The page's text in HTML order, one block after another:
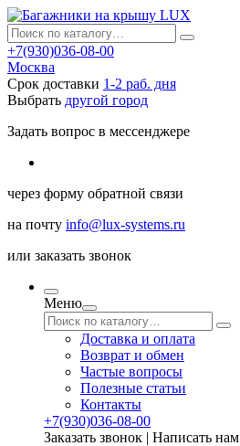
+7(930)036-08-00
Москва
Срок доставки 1-2 раб. дня
Выбрать другой город
Задать вопрос в мессенджере
через форму обратной связи
на почту info@lux-systems.ru
или заказать звонок
Меню
Доставка и оплата
Возврат и обмен
Частые вопросы
Полезные статьи
Контакты
+7(930)036-08-00
Заказать звонок | Написать нам